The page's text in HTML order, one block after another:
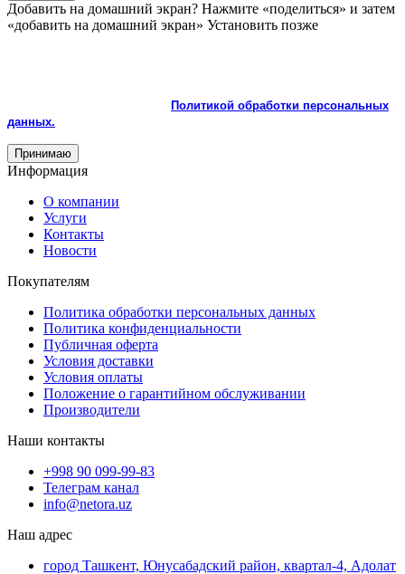
Добавить на домашний экран? Нажмите «поделиться» и затем
«добавить на домашний экран» Установить позже
Политикой обработки персональных
данных.
Принимаю
Информация
О компании
Услуги
Контакты
Новости
Покупателям
Политика обработки персональных данных
Политика конфиденциальности
Публичная оферта
Условия доставки
Условия оплаты
Положение о гарантийном обслуживании
Производители
Наши контакты
+998 90 099-99-83
Телеграм канал
info@netora.uz
Наш адрес
город Ташкент, Юнусабадский район, квартал-4, Адолат